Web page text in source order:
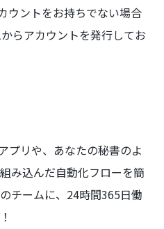
ウントをお持ちでない場合
からアカウントを発行してお
プリや、あなたの秘書のよ
み込んだ自動化フローを簡
チームに、24時間365日働